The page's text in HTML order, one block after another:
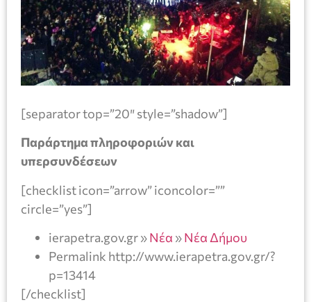
[separator top=”20″ style=”shadow”]
Παράρτημα πληροφοριών και
υπερσυνδέσεων
[checklist icon=”arrow” iconcolor=””
circle=”yes”]
ierapetra.gov.gr »Νέα »Νέα Δήμου
Permalink http://www.ierapetra.gov.gr/?
p=13414
[/checklist]